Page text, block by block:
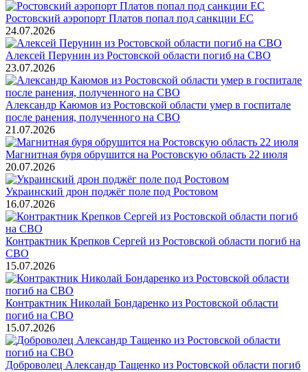
Ростовский аэропорт Платов попал под санкции ЕС
24.07.2026
Алексей Перунин из Ростовской области погиб на СВО
23.07.2026
Александр Каюмов из Ростовской области умер в госпитале
после ранения, полученного на СВО
21.07.2026
Магнитная буря обрушится на Ростовскую область 22 июля
20.07.2026
Украинский дрон поджёг поле под Ростовом
16.07.2026
Контрактник Крепков Сергей из Ростовской области погиб на
СВО
15.07.2026
Контрактник Николай Бондаренко из Ростовской области
погиб на СВО
15.07.2026
Доброволец Александр Тащенко из Ростовской области погиб